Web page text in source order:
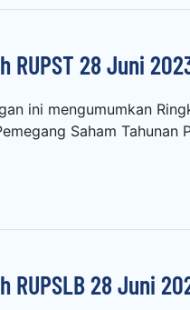
RUPST 28 Juni
ini mengumumkan
Saham Tahunan
RUPSLB 28 Juni